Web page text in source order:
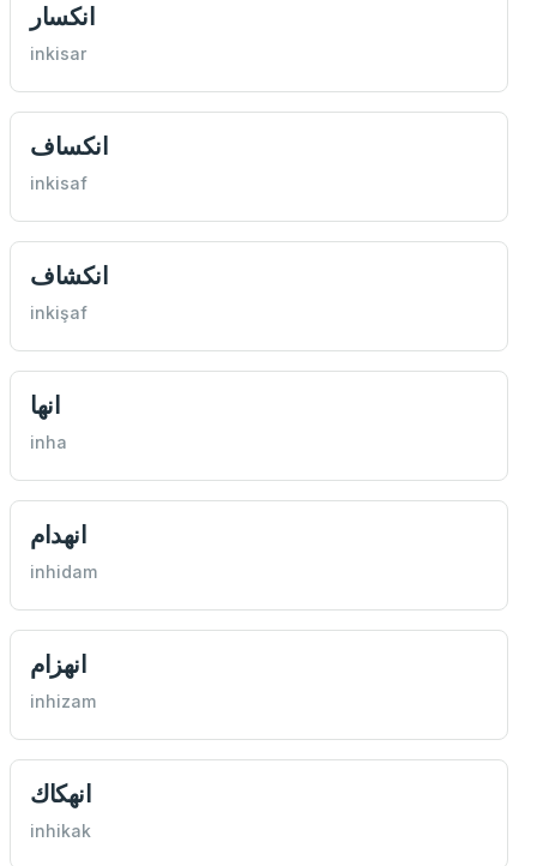
انكسار
inkisar
انكساف
inkisaf
انكشاف
inkişaf
انها
inha
انهدام
inhidam
انهزام
inhizam
انهكاك
inhikak